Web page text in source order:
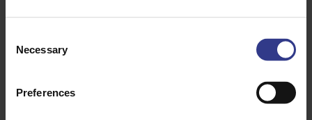
Selection
Necessary
Preferences21/H07BN4-F